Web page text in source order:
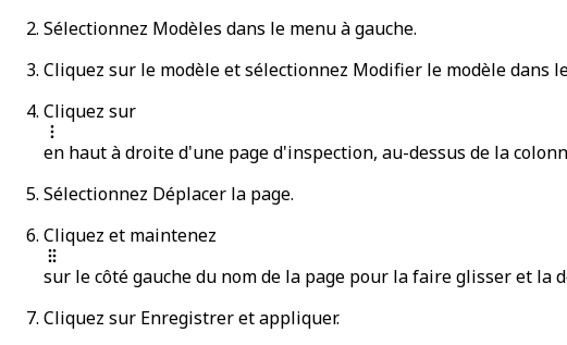
Sélectionnez Modèles dans le menu à gauche.
Cliquez sur le modèle et sélectionnez Modifier le modèledans
Cliquez sur
en haut à droite d'une page d'inspection, au-dessus de la
Sélectionnez Déplacer la page.
Cliquez et maintenez
sur le côté gauche du nom de la page pour la faire glisser et la
Cliquez sur Enregistrer et appliquer.